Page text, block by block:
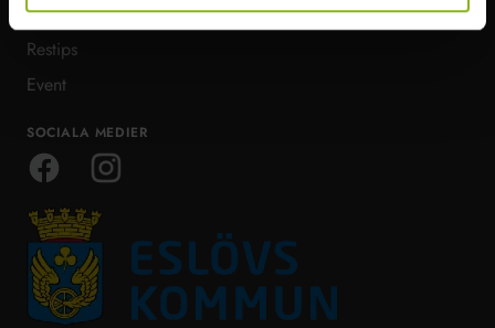
Boende & möten
Restips
Event
Om Visit Mittskåne
SOCIALA MEDIER
Facebook